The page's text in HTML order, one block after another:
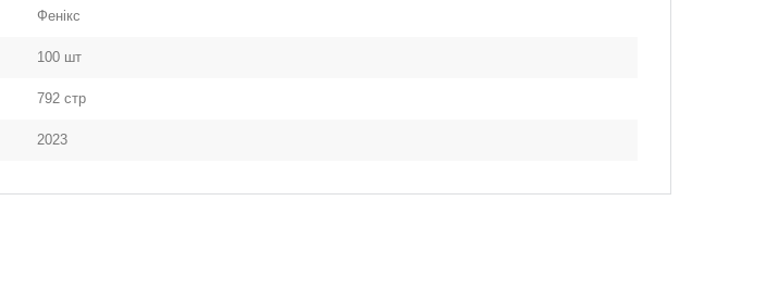
Фенікс
100 шт
792 стр
2023